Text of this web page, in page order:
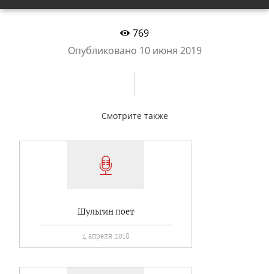
769
Опубликовано 10 июня 2019
Смотрите также
Шульгин поет
4 апреля 2018